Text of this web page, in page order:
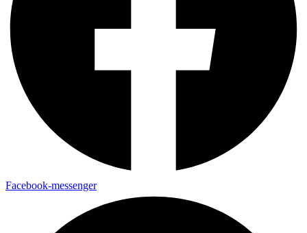
Facebook-messenger